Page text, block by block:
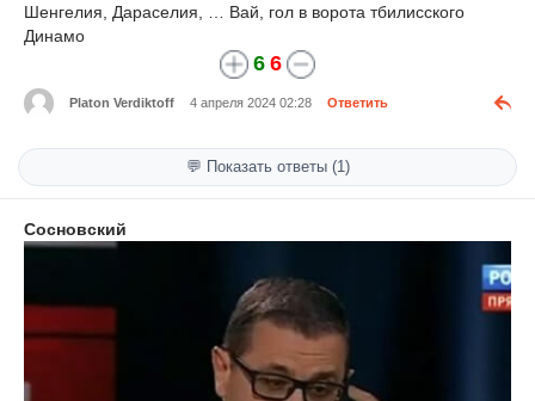
Шенгелия, Дараселия, … Вай, гол в ворота тбилисского
Динамо
6 6
Platon Verdiktoff 4 апреля 2024 02:28 Ответить
💬 Показать ответы (1)
Сосновский